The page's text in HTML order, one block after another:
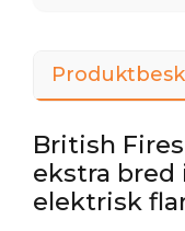
British
ekstra
elektrisk